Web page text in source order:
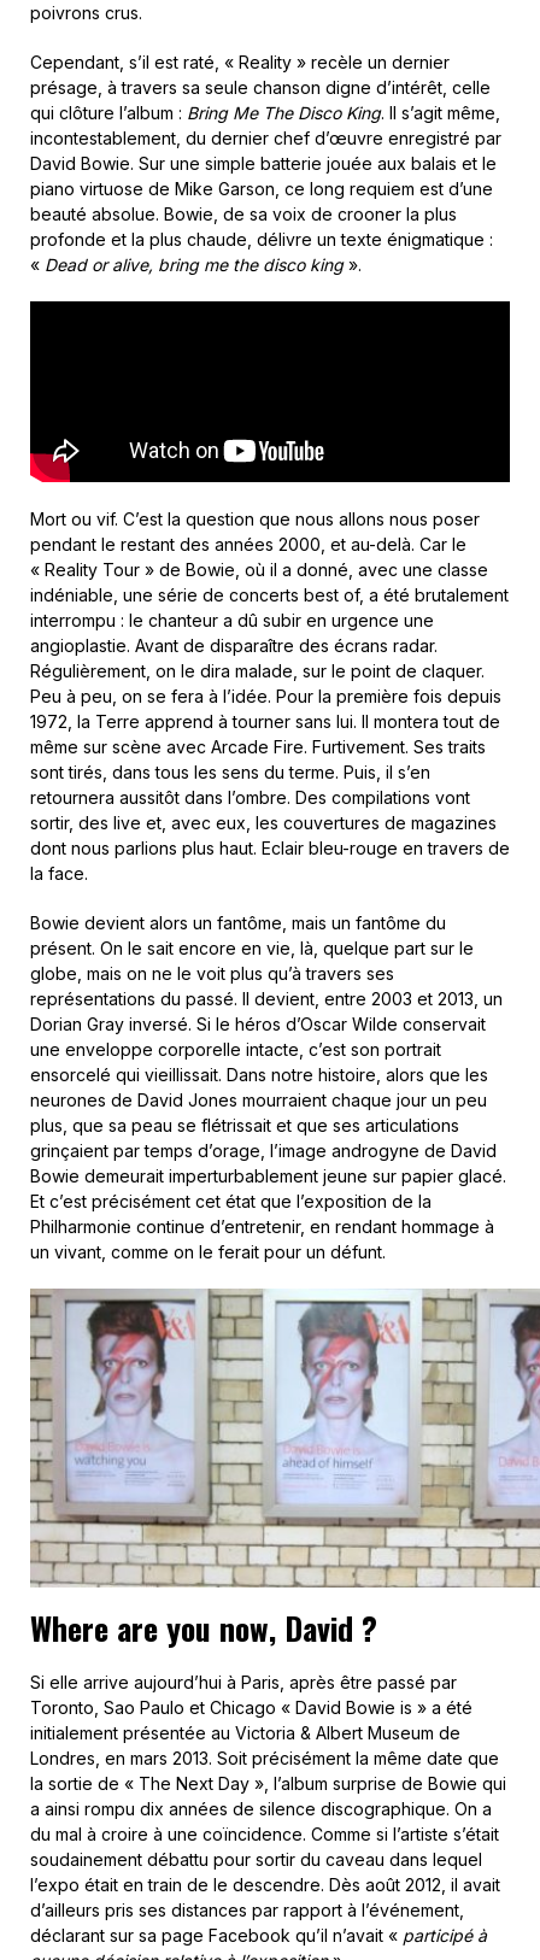
poivrons crus.
Cependant, s’il est raté, « Reality » recèle un dernier
présage, à travers sa seule chanson digne d’intérêt, celle
qui clôture l’album : Bring Me The Disco King. Il s’agit même,
incontestablement, du dernier chef d’œuvre enregistré par
David Bowie. Sur une simple batterie jouée aux balais et le
piano virtuose de Mike Garson, ce long requiem est d’une
beauté absolue. Bowie, de sa voix de crooner la plus
profonde et la plus chaude, délivre un texte énigmatique :
« Dead or alive, bring me the disco king».
Mort ou vif. C’est la question que nous allons nous poser
pendant le restant des années 2000, et au-delà. Car le
« Reality Tour » de Bowie, où il a donné, avec une classe
indéniable, une série de concerts best of, a été brutalement
interrompu : le chanteur a dû subir en urgence une
angioplastie. Avant de disparaître des écrans radar.
Régulièrement, on le dira malade, sur le point de claquer.
Peu à peu, on se fera à l’idée. Pour la première fois depuis
1972, la Terre apprend à tourner sans lui. Il montera tout de
même sur scène avec Arcade Fire. Furtivement. Ses traits
sont tirés, dans tous les sens du terme. Puis, il s’en
retournera aussitôt dans l’ombre. Des compilations vont
sortir, des live et, avec eux, les couvertures de magazines
dont nous parlions plus haut. Eclair bleu-rouge en travers de
la face.
Bowie devient alors un fantôme, mais un fantôme du
présent. On le sait encore en vie, là, quelque part sur le
globe, mais on ne le voit plus qu’à travers ses
représentations du passé. Il devient, entre 2003 et 2013, un
Dorian Gray inversé. Si le héros d’Oscar Wilde conservait
une enveloppe corporelle intacte, c’est son portrait
ensorcelé qui vieillissait. Dans notre histoire, alors que les
neurones de David Jones mourraient chaque jour un peu
plus, que sa peau se flétrissait et que ses articulations
grinçaient par temps d’orage, l’image androgyne de David
Bowie demeurait imperturbablement jeune sur papier glacé.
Et c’est précisément cet état que l’exposition de la
Philharmonie continue d’entretenir, en rendant hommage à
un vivant, comme on le ferait pour un défunt.
Where are you now, David ?
Si elle arrive aujourd’hui à Paris, après être passé par
Toronto, Sao Paulo et Chicago « David Bowie is » a été
initialement présentée au Victoria & Albert Museum de
Londres, en mars 2013. Soit précisément la même date que
la sortie de « The Next Day », l’album surprise de Bowie qui
a ainsi rompu dix années de silence discographique. On a
du mal à croire à une coïncidence. Comme si l’artiste s’était
soudainement débattu pour sortir du caveau dans lequel
l’expo était en train de le descendre. Dès août 2012, il avait
d’ailleurs pris ses distances par rapport à l’événement,
déclarant sur sa page Facebook qu’il n’avait « participé à